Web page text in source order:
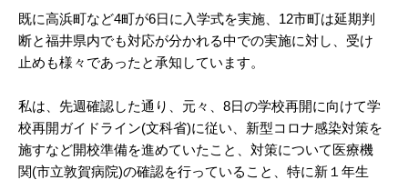
既に高浜町など4町が6日に入学式を実施、12市町は延期判
断と福井県内でも対応が分かれる中での実施に対し、受け
止めも様々であったと承知しています。
私は、先週確認した通り、元々、8日の学校再開に向けて学
校再開ガイドライン(文科省)に従い、新型コロナ感染対策を
施すなど開校準備を進めていたこと、対策について医療機
関(市立敦賀病院)の確認を行っていること、特に新１年生